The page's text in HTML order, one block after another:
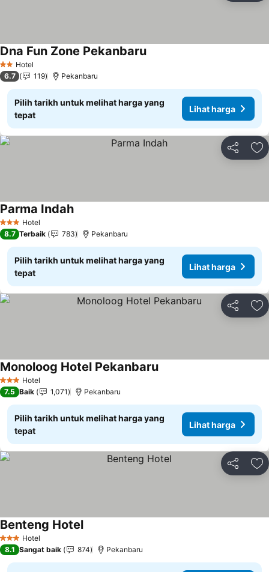
2 Bintang
Hotel
Dna Fun Zone Pekanbaru
6.7 119 Pekanbaru
Pilih tarikh untuk melihat harga yang
tepat
Lihat harga
Kongsi
3 BintangHotel
Parma Indah
8.7 Terbaik 783 Pekanbaru
Pilih tarikh untuk melihat harga yang
tepat
Lihat harga
Kongsi
3 BintangHotel
Monoloog Hotel Pekanbaru
7.5 Baik 1,071 Pekanbaru
Pilih tarikh untuk melihat harga yang
tepat
Lihat harga
Kongsi
3 BintangHotel
Benteng Hotel
8.1 Sangat baik 874 Pekanbaru